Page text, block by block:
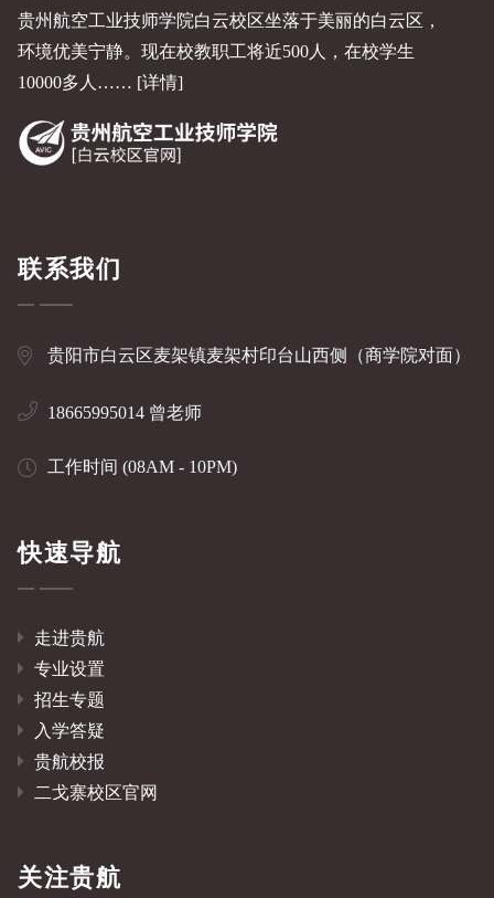
贵州航空工业技师学院白云校区坐落于美丽的白云区，
环境优美宁静。现在校教职工将近500人，在校学生
10000多人…… [详情]
联系我们
贵阳市白云区麦架镇麦架村印台山西侧（商学院对面）
18665995014 曾老师
工作时间 (08AM - 10PM)
快速导航
走进贵航
专业设置
招生专题
入学答疑
贵航校报
二戈寨校区官网
关注贵航